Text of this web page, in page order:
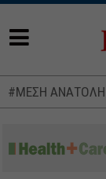
#ΜΕΣΗ ΑΝΑΤΟΛΗ